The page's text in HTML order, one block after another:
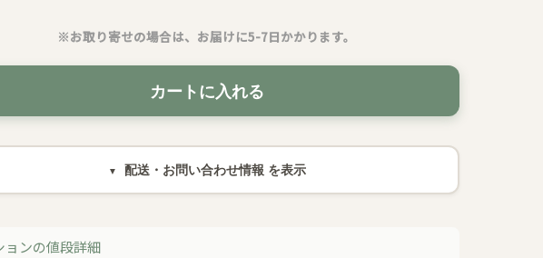
※お取り寄せの場合は、お届けに5-7日かかります。
カートに入れる
配送・お問い合わせ情報
ョンの値段詳細